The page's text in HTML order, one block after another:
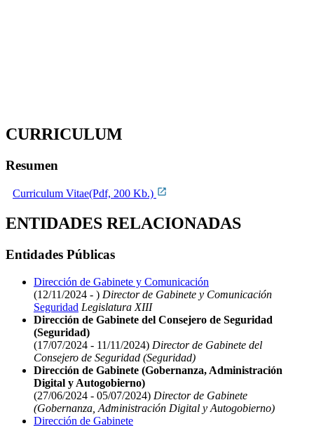
CURRICULUM
Resumen
Curriculum Vitae(Pdf, 200 Kb.)
ENTIDADES RELACIONADAS
Entidades Públicas
Dirección de Gabinete y Comunicación
(12/11/2024 - ) Director de Gabinete y Comunicación
Seguridad Legislatura XIII
Dirección de Gabinete del Consejero de Seguridad
(Seguridad)
(17/07/2024 - 11/11/2024) Director de Gabinete del
Consejero de Seguridad (Seguridad)
Dirección de Gabinete (Gobernanza, Administración
Digital y Autogobierno)
(27/06/2024 - 05/07/2024) Director de Gabinete
(Gobernanza, Administración Digital y Autogobierno)
Dirección de Gabinete